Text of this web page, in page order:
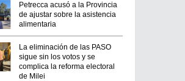
Petrecca acusó a la Provincia
de ajustar sobre la asistencia
alimentaria
La eliminación de las PASO
sigue sin los votos y se
complica la reforma electoral
de Milei